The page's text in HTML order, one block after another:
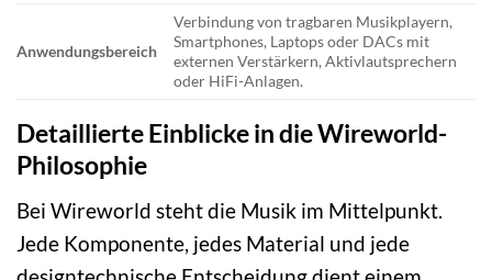
Anwendungsbereich
Verbindung von tragbaren Musikplayern,
Smartphones, Laptops oder DACs mit
externen Verstärkern, Aktivlautsprechern
oder HiFi-Anlagen.
Detaillierte Einblicke in die Wireworld-
Philosophie
Bei Wireworld steht die Musik im Mittelpunkt.
Jede Komponente, jedes Material und jede